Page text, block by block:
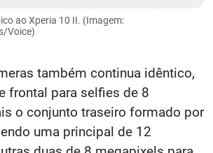
ao Xperia 10 II. (Imagem:
Voice)
também continua idêntico,
frontal para selfies de 8
o conjunto traseiro formado por
uma principal de 12